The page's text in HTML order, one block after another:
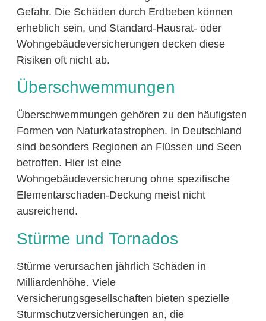
Gefahr. Die Schäden durch Erdbeben können
erheblich sein, und Standard-Hausrat- oder
Wohngebäudeversicherungen decken diese
Risiken oft nicht ab.
Überschwemmungen
Überschwemmungen gehören zu den häufigsten
Formen von Naturkatastrophen. In Deutschland
sind besonders Regionen an Flüssen und Seen
betroffen. Hier ist eine
Wohngebäudeversicherung ohne spezifische
Elementarschaden-Deckung meist nicht
ausreichend.
Stürme und Tornados
Stürme verursachen jährlich Schäden in
Milliardenhöhe. Viele
Versicherungsgesellschaften bieten spezielle
Sturmschutzversicherungen an, die